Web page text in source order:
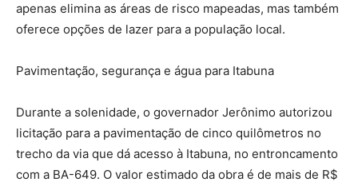
apenas elimina as áreas de risco mapeadas, mas também
oferece opções de lazer para a população local.
Pavimentação, segurança e água para Itabuna
Durante a solenidade, o governador Jerônimo autorizou
licitação para a pavimentação de cinco quilômetros no
trecho da via que dá acesso à Itabuna, no entroncamento
com a BA-649. O valor estimado da obra é de mais de R$